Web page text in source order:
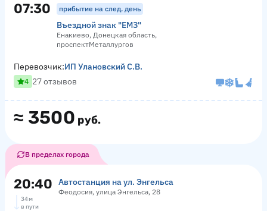
07:30 прибытие на след. день
Въездной знак "ЕМЗ"
Енакиево, Донецкая область,
проспектМеталлургов
≈ 3500 руб.
Перевозчик:ИП Улановский С.В.
4 27 отзывов
В пределах города
20:40 Автостанция на ул. Энгельса
Феодосия, улица Энгельса, 28
34 м
в пути